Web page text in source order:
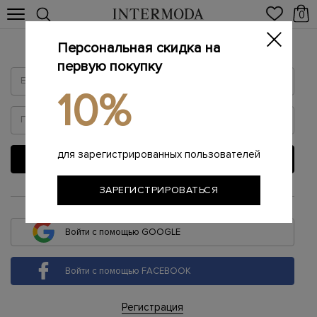
0
Войти
ВОЙТИ
или
Войти с помощью GOOGLE
Войти с помощью FACEBOOK
Регистрация
Персональная скидка на
первую покупку
10%
для зарегистрированных пользователей
ЗАРЕГИСТРИРОВАТЬСЯ